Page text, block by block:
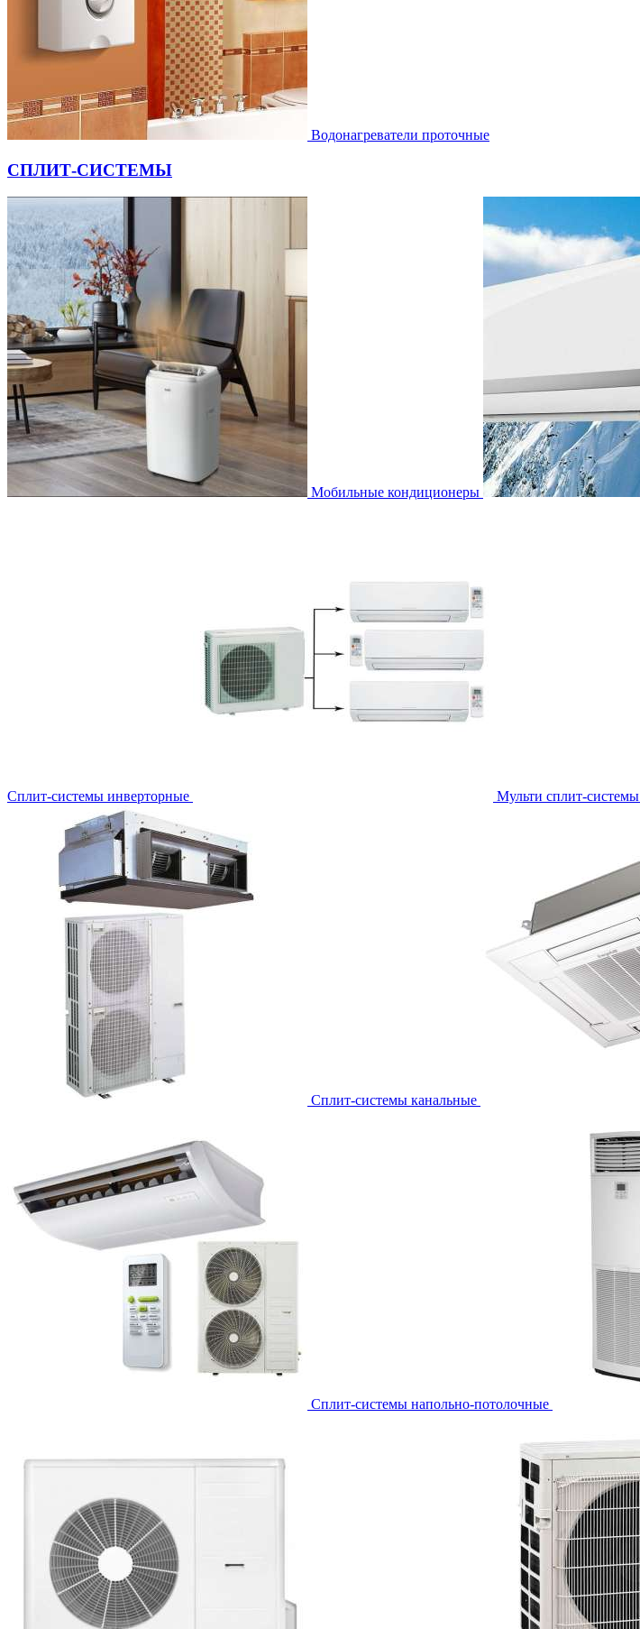
Водонагреватели проточные
СПЛИТ-СИСТЕМЫ
Мобильные кондиционеры
Сплит-системы инверторные Мульти сплит-системы
Сплит-системы канальные
Сплит-системы напольно-потолочные